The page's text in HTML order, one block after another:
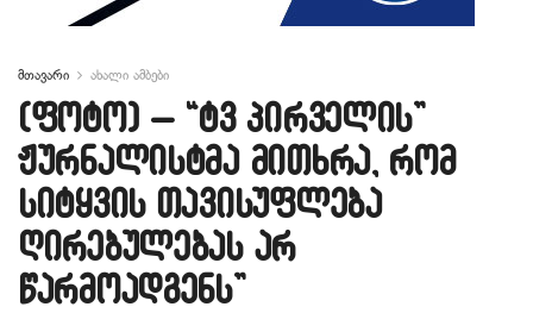
მთავარი ახალი ამბები
(ფოტო) – “ტვ პირველის”
ჟურნალისტმა მითხრა, რომ
სიტყვის თავისუფლება
ღირებულებას არ
წარმოადგენს”